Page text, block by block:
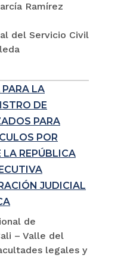
Ramírez
del Servicio Civil
LA
DE
PARA
POR
LA REPÚBLICA
JUDICIAL
de
– Valle del
legales y